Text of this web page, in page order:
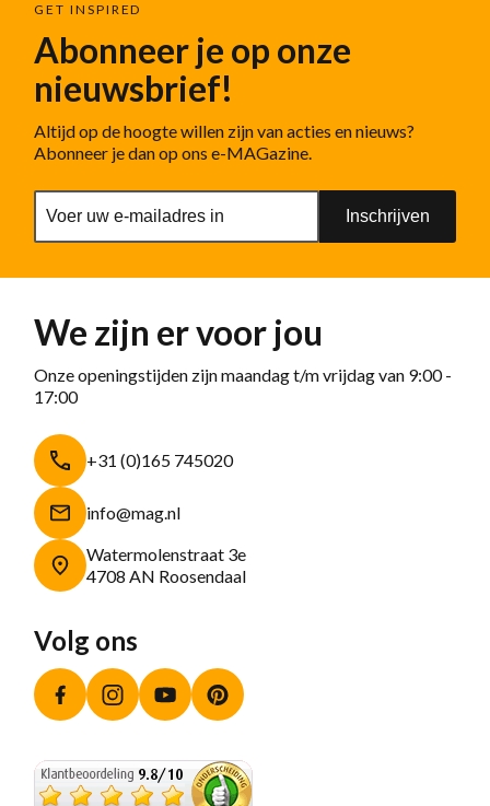
GET INSPIRED
Abonneer je op onze
nieuwsbrief!
Altijd op de hoogte willen zijn van acties en nieuws?
Abonneer je dan op ons e-MAGazine.
Inschrijven
We zijn er voor jou
Onze openingstijden zijn maandag t/m vrijdag van 9:00 -
17:00
+31 (0)165 745020
info@mag.nl
Watermolenstraat 3e
4708 AN Roosendaal
Volg ons
FacebookInstagramYouTube